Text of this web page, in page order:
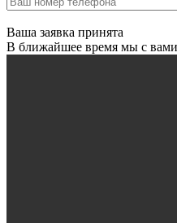
Ваша заявка принята
В ближайшее время мы с вами